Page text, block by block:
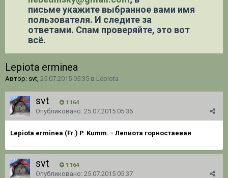
письме укажите выбранное вами имя
пользователя. И следите за
ответами. Спам проверяйте, это вот
всё.
Lepiota erminea
Автор: svt, 25.07.2015 05:35 в Lepiota
svt 1 164
Опубликовано: 25.07.2015 05:36
Lepiota erminea (Fr.) P. Kumm. - Лепиота горностаевая
svt 1 164
Опубликовано: 25.07.2015 05:37